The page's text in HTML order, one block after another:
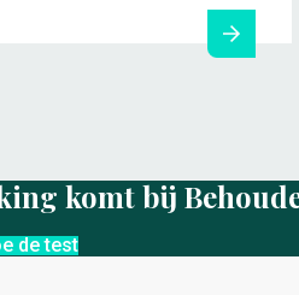
komt bij
de test